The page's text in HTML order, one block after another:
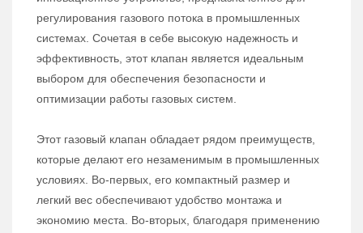
регулирования газового потока в промышленных
системах. Сочетая в себе высокую надежность и
эффективность, этот клапан является идеальным
выбором для обеспечения безопасности и
оптимизации работы газовых систем.
Этот газовый клапан обладает рядом преимуществ,
которые делают его незаменимым в промышленных
условиях. Во-первых, его компактный размер и
легкий вес обеспечивают удобство монтажа и
экономию места. Во-вторых, благодаря применению